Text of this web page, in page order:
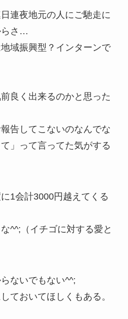
連夜地元の人にご馳走に
らさ…
域振興型？インターンで
良く出来るのかと思った
告してこないのなんでな
」って言ってた気がする
1会計3000円越えてくる
^^;（イチゴに対する愛と
ないでもない^^;
ておいてほしくもある。